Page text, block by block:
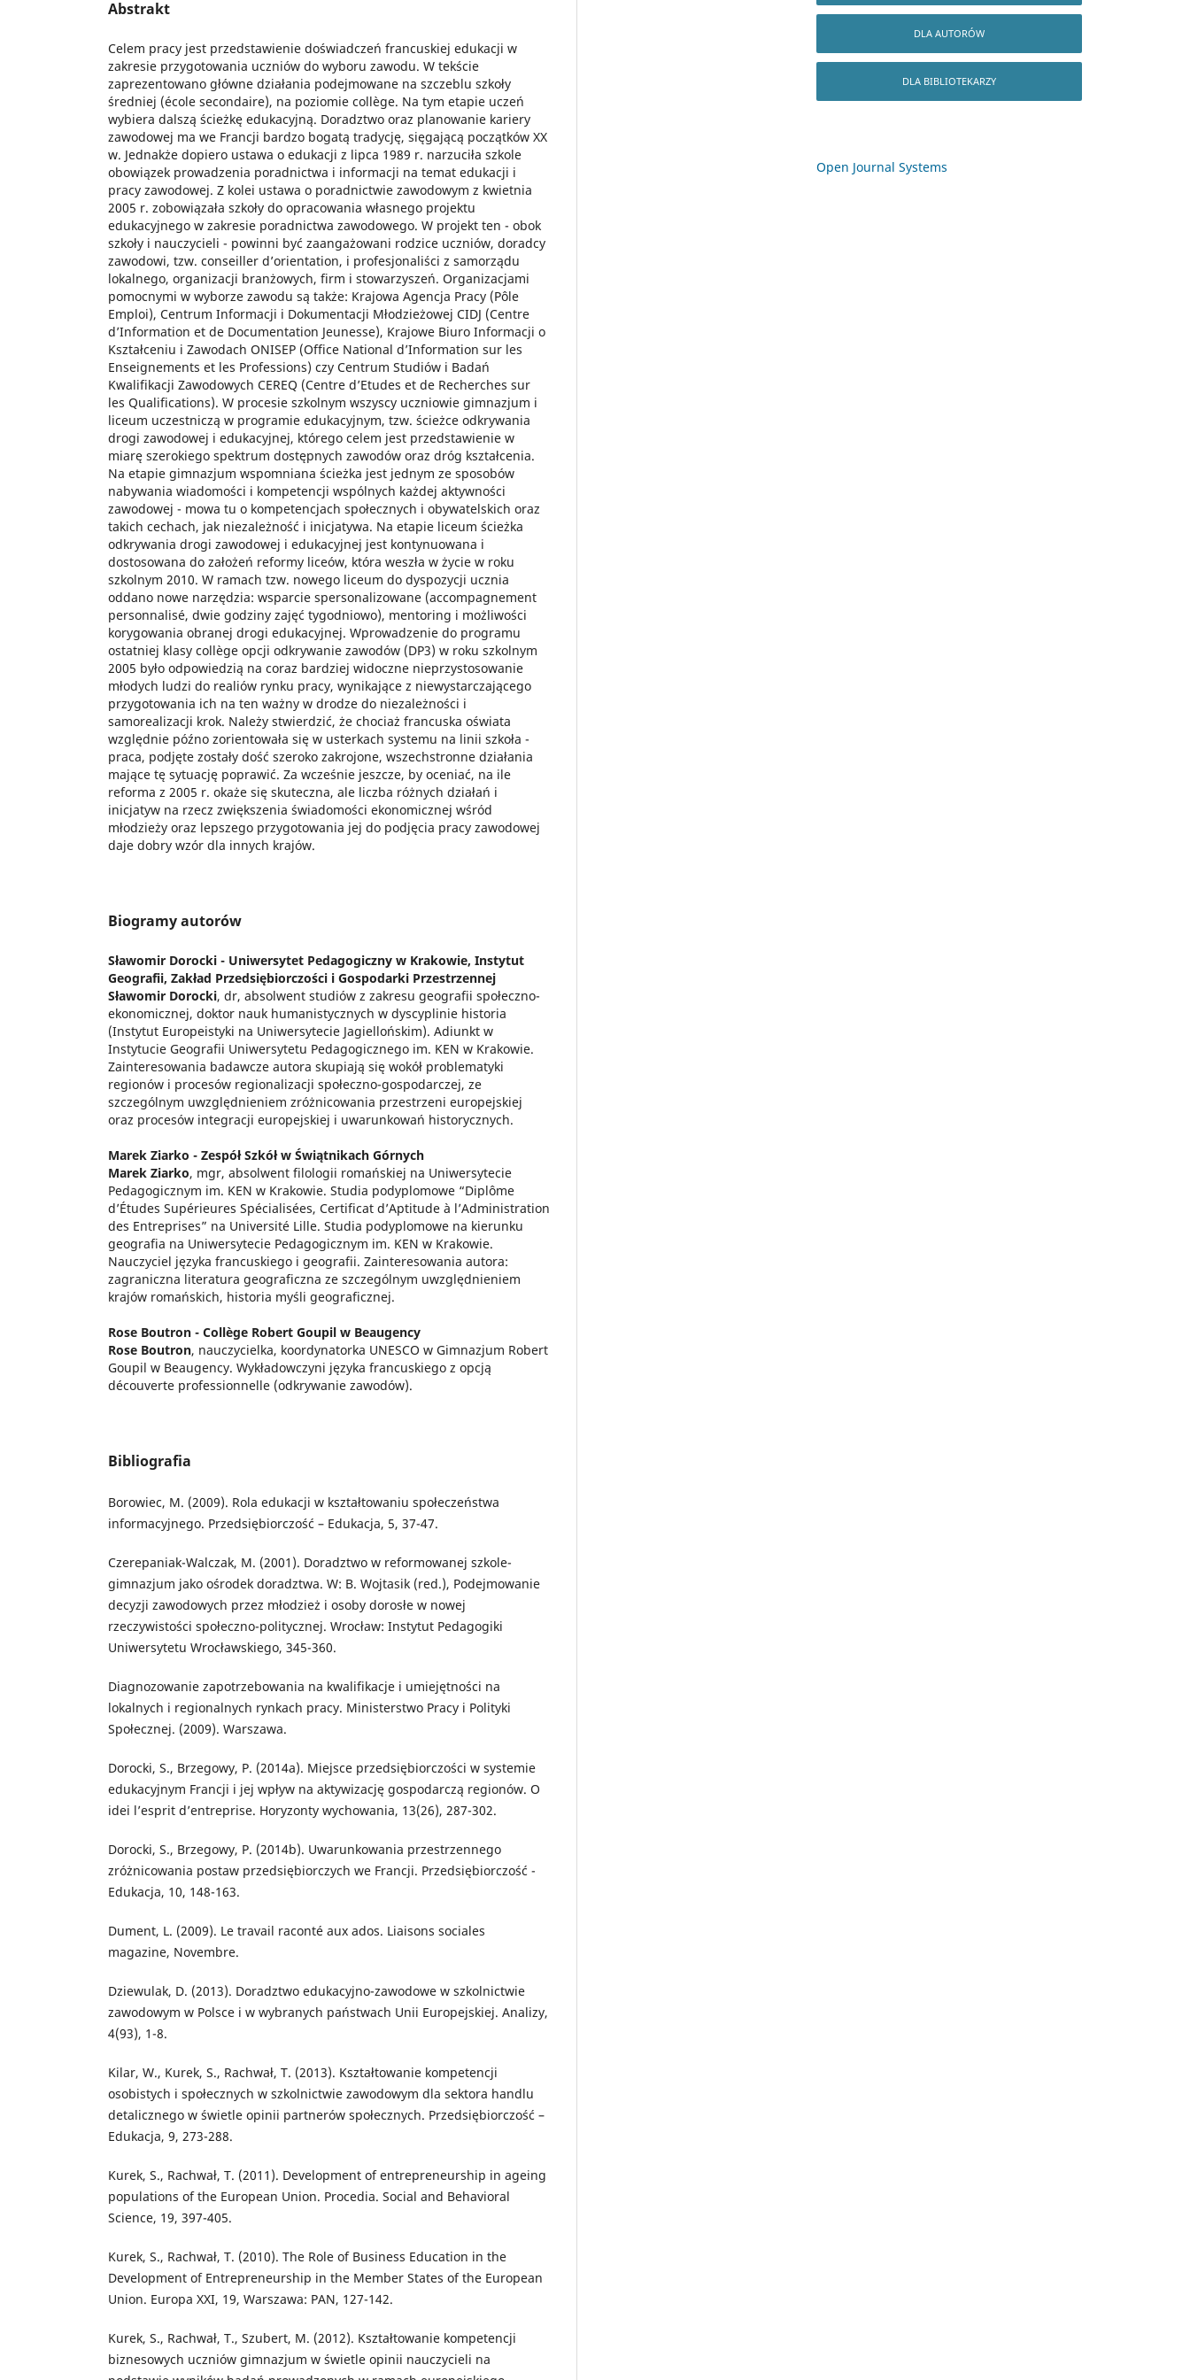
Abstrakt
Celem pracy jest przedstawienie doświadczeń francuskiej edukacji w
zakresie przygotowania uczniów do wyboru zawodu. W tekście
zaprezentowano główne działania podejmowane na szczeblu szkoły
średniej (école secondaire), na poziomie collège. Na tym etapie uczeń
wybiera dalszą ścieżkę edukacyjną. Doradztwo oraz planowanie kariery
zawodowej ma we Francji bardzo bogatą tradycję, sięgającą początków XX
w. Jednakże dopiero ustawa o edukacji z lipca 1989 r. narzuciła szkole
obowiązek prowadzenia poradnictwa i informacji na temat edukacji i
pracy zawodowej. Z kolei ustawa o poradnictwie zawodowym z kwietnia
2005 r. zobowiązała szkoły do opracowania własnego projektu
edukacyjnego w zakresie poradnictwa zawodowego. W projekt ten - obok
szkoły i nauczycieli - powinni być zaangażowani rodzice uczniów, doradcy
zawodowi, tzw. conseiller d’orientation, i profesjonaliści z samorządu
lokalnego, organizacji branżowych, firm i stowarzyszeń. Organizacjami
pomocnymi w wyborze zawodu są także: Krajowa Agencja Pracy (Pôle
Emploi), Centrum Informacji i Dokumentacji Młodzieżowej CIDJ (Centre
d’Information et de Documentation Jeunesse), Krajowe Biuro Informacji o
Kształceniu i Zawodach ONISEP (Office National d’Information sur les
Enseignements et les Professions) czy Centrum Studiów i Badań
Kwalifikacji Zawodowych CEREQ (Centre d’Etudes et de Recherches sur
les Qualifications). W procesie szkolnym wszyscy uczniowie gimnazjum i
liceum uczestniczą w programie edukacyjnym, tzw. ścieżce odkrywania
drogi zawodowej i edukacyjnej, którego celem jest przedstawienie w
miarę szerokiego spektrum dostępnych zawodów oraz dróg kształcenia.
Na etapie gimnazjum wspomniana ścieżka jest jednym ze sposobów
nabywania wiadomości i kompetencji wspólnych każdej aktywności
zawodowej - mowa tu o kompetencjach społecznych i obywatelskich oraz
takich cechach, jak niezależność i inicjatywa. Na etapie liceum ścieżka
odkrywania drogi zawodowej i edukacyjnej jest kontynuowana i
dostosowana do założeń reformy liceów, która weszła w życie w roku
szkolnym 2010. W ramach tzw. nowego liceum do dyspozycji ucznia
oddano nowe narzędzia: wsparcie spersonalizowane (accompagnement
personnalisé, dwie godziny zajęć tygodniowo), mentoring i możliwości
korygowania obranej drogi edukacyjnej. Wprowadzenie do programu
ostatniej klasy collège opcji odkrywanie zawodów (DP3) w roku szkolnym
2005 było odpowiedzią na coraz bardziej widoczne nieprzystosowanie
młodych ludzi do realiów rynku pracy, wynikające z niewystarczającego
przygotowania ich na ten ważny w drodze do niezależności i
samorealizacji krok. Należy stwierdzić, że chociaż francuska oświata
względnie późno zorientowała się w usterkach systemu na linii szkoła -
praca, podjęte zostały dość szeroko zakrojone, wszechstronne działania
mające tę sytuację poprawić. Za wcześnie jeszcze, by oceniać, na ile
reforma z 2005 r. okaże się skuteczna, ale liczba różnych działań i
inicjatyw na rzecz zwiększenia świadomości ekonomicznej wśród
młodzieży oraz lepszego przygotowania jej do podjęcia pracy zawodowej
daje dobry wzór dla innych krajów.
Biogramy autorów
Sławomir Dorocki - Uniwersytet Pedagogiczny w Krakowie, Instytut
Geografii, Zakład Przedsiębiorczości i Gospodarki Przestrzennej
Sławomir Dorocki, dr, absolwent studiów z zakresu geografii społeczno-
ekonomicznej, doktor nauk humanistycznych w dyscyplinie historia
(Instytut Europeistyki na Uniwersytecie Jagiellońskim). Adiunkt w
Instytucie Geografii Uniwersytetu Pedagogicznego im. KEN w Krakowie.
Zainteresowania badawcze autora skupiają się wokół problematyki
regionów i procesów regionalizacji społeczno-gospodarczej, ze
szczególnym uwzględnieniem zróżnicowania przestrzeni europejskiej
oraz procesów integracji europejskiej i uwarunkowań historycznych.
Marek Ziarko - Zespół Szkół w Świątnikach Górnych
Marek Ziarko, mgr, absolwent filologii romańskiej na Uniwersytecie
Pedagogicznym im. KEN w Krakowie. Studia podyplomowe “Diplôme
d’Études Supérieures Spécialisées, Certificat d’Aptitude à l’Administration
des Entreprises” na Université Lille. Studia podyplomowe na kierunku
geografia na Uniwersytecie Pedagogicznym im. KEN w Krakowie.
Nauczyciel języka francuskiego i geografii. Zainteresowania autora:
zagraniczna literatura geograficzna ze szczególnym uwzględnieniem
krajów romańskich, historia myśli geograficznej.
Rose Boutron - Collège Robert Goupil w Beaugency
Rose Boutron, nauczycielka, koordynatorka UNESCO w Gimnazjum Robert
Goupil w Beaugency. Wykładowczyni języka francuskiego z opcją
découverte professionnelle (odkrywanie zawodów).
Bibliografia
Borowiec, M. (2009). Rola edukacji w kształtowaniu społeczeństwa
informacyjnego. Przedsiębiorczość – Edukacja, 5, 37-47.
Czerepaniak-Walczak, M. (2001). Doradztwo w reformowanej szkole-
gimnazjum jako ośrodek doradztwa. W: B. Wojtasik (red.), Podejmowanie
decyzji zawodowych przez młodzież i osoby dorosłe w nowej
rzeczywistości społeczno-politycznej. Wrocław: Instytut Pedagogiki
Uniwersytetu Wrocławskiego, 345-360.
Diagnozowanie zapotrzebowania na kwalifikacje i umiejętności na
lokalnych i regionalnych rynkach pracy. Ministerstwo Pracy i Polityki
Społecznej. (2009). Warszawa.
Dorocki, S., Brzegowy, P. (2014a). Miejsce przedsiębiorczości w systemie
edukacyjnym Francji i jej wpływ na aktywizację gospodarczą regionów. O
idei l’esprit d’entreprise. Horyzonty wychowania, 13(26), 287-302.
Dorocki, S., Brzegowy, P. (2014b). Uwarunkowania przestrzennego
zróżnicowania postaw przedsiębiorczych we Francji. Przedsiębiorczość -
Edukacja, 10, 148-163.
Dument, L. (2009). Le travail raconté aux ados. Liaisons sociales
magazine, Novembre.
Dziewulak, D. (2013). Doradztwo edukacyjno-zawodowe w szkolnictwie
zawodowym w Polsce i w wybranych państwach Unii Europejskiej. Analizy,
4(93), 1-8.
Kilar, W., Kurek, S., Rachwał, T. (2013). Kształtowanie kompetencji
osobistych i społecznych w szkolnictwie zawodowym dla sektora handlu
detalicznego w świetle opinii partnerów społecznych. Przedsiębiorczość –
Edukacja, 9, 273-288.
Kurek, S., Rachwał, T. (2011). Development of entrepreneurship in ageing
populations of the European Union. Procedia. Social and Behavioral
Science, 19, 397-405.
Kurek, S., Rachwał, T. (2010). The Role of Business Education in the
Development of Entrepreneurship in the Member States of the European
Union. Europa XXI, 19, Warszawa: PAN, 127-142.
Kurek, S., Rachwał, T., Szubert, M. (2012). Kształtowanie kompetencji
biznesowych uczniów gimnazjum w świetle opinii nauczycieli na
DLA AUTORÓW
DLA BIBLIOTEKARZY
Open Journal Systems